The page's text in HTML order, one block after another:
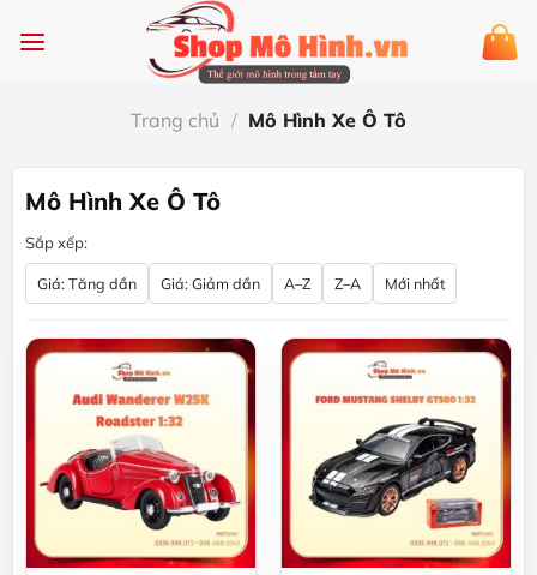
đến
Trang chủ / Mô Hình Xe Ô Tô
Mô Hình Xe Ô Tô
Sắp xếp:
Giá: Tăng dần Giá: Giảm dần A–Z Z–A Mới nhất